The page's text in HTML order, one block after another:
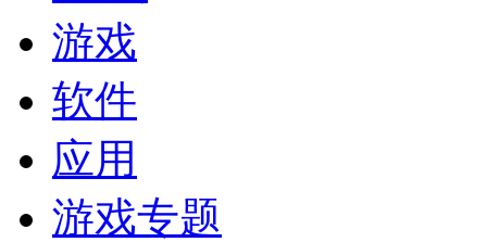
游戏
软件
应用
游戏专题